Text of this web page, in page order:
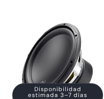
Disponibilidad
estimada 3–7 días